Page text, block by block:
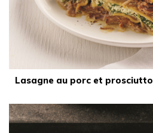
Lasagne au porc et prosciutto